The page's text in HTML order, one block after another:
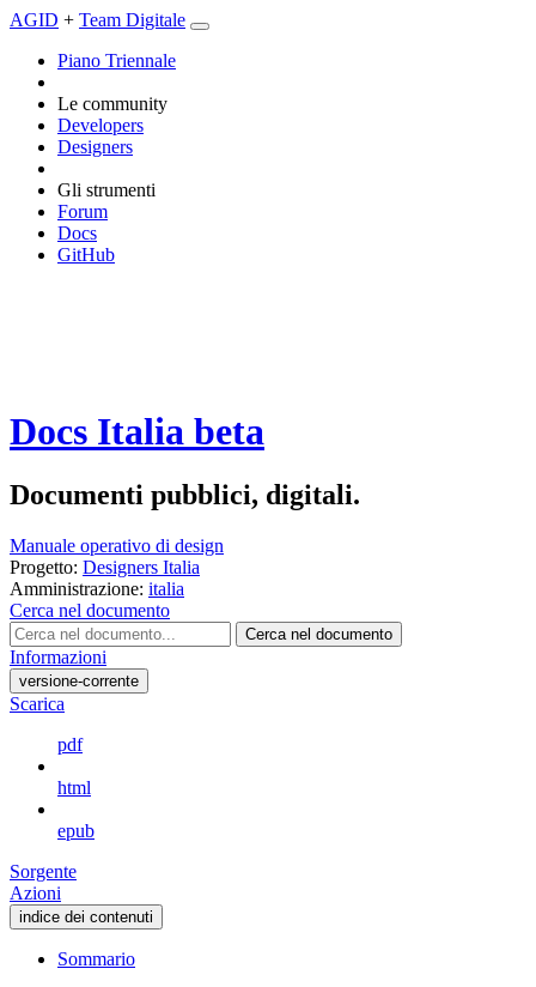
AGID + Team Digitale
Piano Triennale
Le community
Developers
Designers
Gli strumenti
Forum
Docs
GitHub
Docs Italia beta
Documenti pubblici, digitali.
Manuale operativo di design
Progetto: Designers Italia
Amministrazione: italia
Cerca nel documento
Cerca nel documento
Informazioni
versione-corrente
Scarica
pdf
html
epub
Sorgente
Azioni
indice dei contenuti
Sommario